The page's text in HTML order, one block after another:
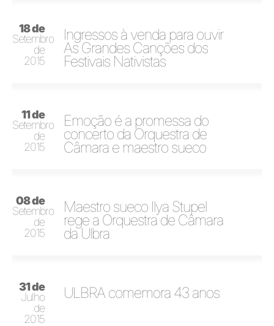
18 de
Setembro
de
2015
Ingressos à venda para ouvir
As Grandes Canções dos
Festivais Nativistas
11 de
Setembro
de
2015
Emoção é a promessa do
concerto da Orquestra de
Câmara e maestro sueco
08 de
Setembro
de
2015
Maestro sueco Ilya Stupel
rege a Orquestra de Câmara
da Ulbra
31 de
Julho
de
2015
ULBRA comemora 43 anos